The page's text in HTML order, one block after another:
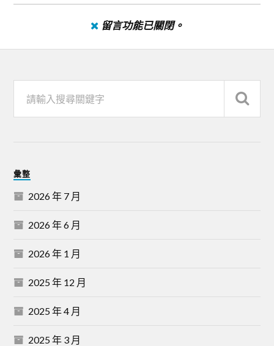
留言功能已關閉。
彙整
2026 年 7 月
2026 年 6 月
2026 年 1 月
2025 年 12 月
2025 年 4 月
2025 年 3 月